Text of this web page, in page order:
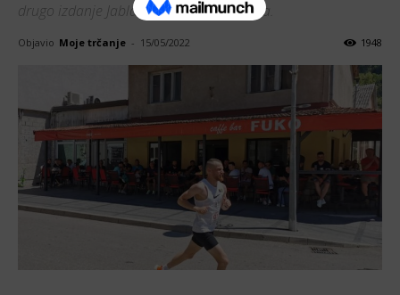
drugo izdanje Jablaničkog polumaratona.
Objavio Moje trčanje - 15/05/2022 1948